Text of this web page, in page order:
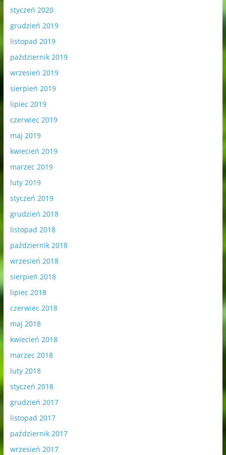
styczeń 2020
grudzień 2019
listopad 2019
październik 2019
wrzesień 2019
sierpień 2019
lipiec 2019
czerwiec 2019
maj 2019
kwiecień 2019
marzec 2019
luty 2019
styczeń 2019
grudzień 2018
listopad 2018
październik 2018
wrzesień 2018
sierpień 2018
lipiec 2018
czerwiec 2018
maj 2018
kwiecień 2018
marzec 2018
luty 2018
styczeń 2018
grudzień 2017
listopad 2017
październik 2017
wrzesień 2017